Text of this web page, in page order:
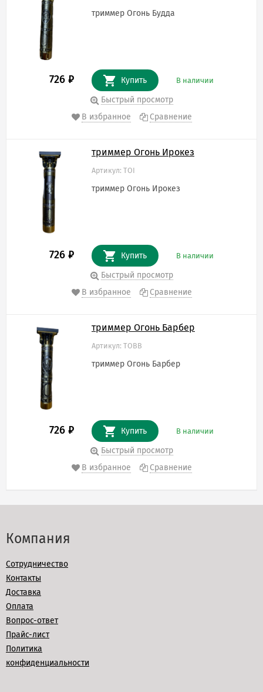
триммер Огонь Будда
726 ₽ Купить В наличии
Быстрый просмотр
В избранное
Сравнение
триммер Огонь Ирокез
Артикул: TOI
триммер Огонь Ирокез
726 ₽ Купить В наличии
Быстрый просмотр
В избранное
Сравнение
триммер Огонь Барбер
Артикул: TOBB
триммер Огонь Барбер
726 ₽ Купить В наличии
Быстрый просмотр
В избранное
Сравнение
Компания
Сотрудничество
Контакты
Доставка
Оплата
Вопрос-ответ
Прайс-лист
Политика
конфиденциальности